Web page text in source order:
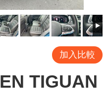
加入比較
TIGUAN